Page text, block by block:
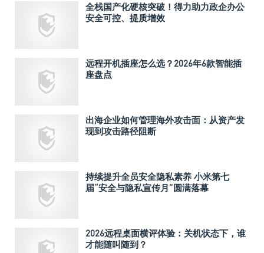
全栈国产化硬核突破！得力助力政企办公
安全可控、提质增效
远程开机插座怎么选？2026年6款智能插
座盘点
出海企业如何管理海外攻击面：从资产发
现到攻击路径阻断
持续提升全员安全隐私素养 小米第七
届“安全与隐私宣传月”圆满落幕
2026远程桌面横评体验：关机状态下，谁
才能随叫随到？